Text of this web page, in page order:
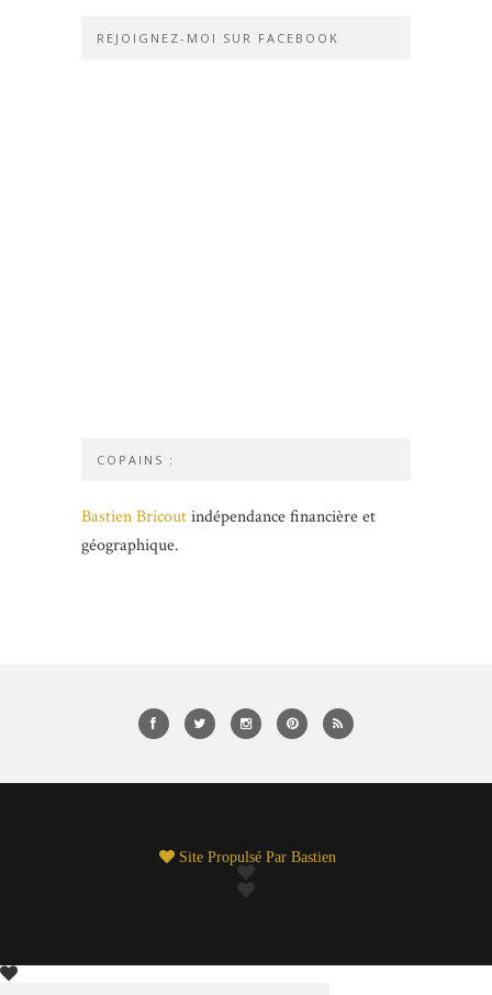
REJOIGNEZ-MOI SUR FACEBOOK
COPAINS :
Bastien Bricoutindépendance financière et
géographique.
Site Propulsé Par Bastien